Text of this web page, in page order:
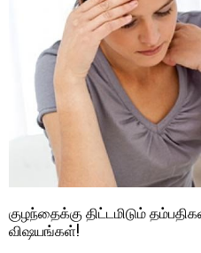
குழந்தைக்கு திட்டமிடும்
விஷயங்கள்!